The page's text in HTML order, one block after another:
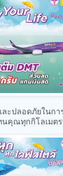
ะปลอดภัยในกา
นคุณทุกกิโลเมต